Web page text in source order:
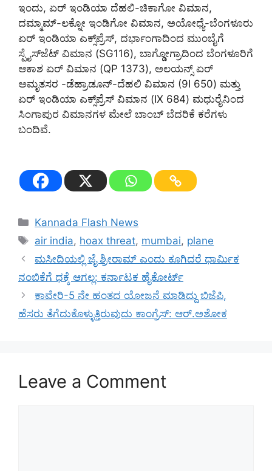
ಇಂದು, ಏರ್ ಇಂಡಿಯಾ ದೆಹಲಿ-ಚಿಕಾಗೋ ವಿಮಾನ,
ದಮ್ಮಾಮ್-ಲಕ್ನೋ ಇಂಡಿಗೋ ವಿಮಾನ, ಅಯೋಧ್ಯೆ-ಬೆಂಗಳೂರು
ಏರ್ ಇಂಡಿಯಾ ಎಕ್ಸ್‌ಪ್ರೆಸ್, ದರ್ಭಾಂಗಾದಿಂದ ಮುಂಬೈಗೆ
ಸ್ಪೈಸ್‌ಜೆಟ್ ವಿಮಾನ (SG116), ಬಾಗ್ಡೋಗ್ರಾದಿಂದ ಬೆಂಗಳೂರಿಗೆ
ಆಕಾಶ ಏರ್ ವಿಮಾನ (QP 1373), ಅಲಯನ್ಸ್ ಏರ್
ಅಮೃತಸರ -ಡೆಹ್ರಾಡೂನ್-ದೆಹಲಿ ವಿಮಾನ (9I 650) ಮತ್ತು
ಏರ್ ಇಂಡಿಯಾ ಎಕ್ಸ್‌ಪ್ರೆಸ್ ವಿಮಾನ (IX 684) ಮಧುರೈನಿಂದ
ಸಿಂಗಾಪುರ ವಿಮಾನಗಳ ಮೇಲೆ ಬಾಂಬ್ ಬೆದರಿಕೆ ಕರೆಗಳು
ಬಂದಿವೆ.
Categories
Kannada Flash News
Tags
air india, hoax threat, mumbai, plane
ಮಸೀದಿಯಲ್ಲಿ ಜೈ ಶ್ರೀರಾಮ್ ಎಂದು ಕೂಗಿದರೆ ಧಾರ್ಮಿಕ
ನಂಬಿಕೆಗೆ ಧಕ್ಕೆ ಆಗಲ್ಲ: ಕರ್ನಾಟಕ ಹೈಕೋರ್ಟ್
ಕಾವೇರಿ-5 ನೇ ಹಂತದ ಯೋಜನೆ ಮಾಡಿದ್ದು ಬಿಜೆಪಿ,
ಹೆಸರು ತೆಗೆದುಕೊಳ್ಳುತ್ತಿರುವುದು ಕಾಂಗ್ರೆಸ್‌: ಆರ್‌.ಅಶೋಕ
Leave a Comment